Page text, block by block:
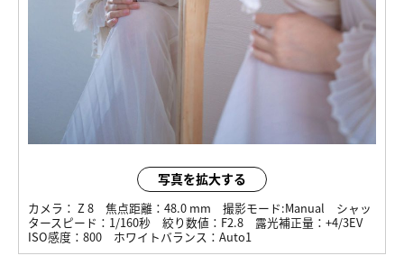
写真を拡大する
カメラ： Z 8 焦点距離： 48.0 mm 撮影モード:Manual
シャッ
タースピード： 1/160秒 絞り数値： F2.8 露光補正量： +4/3EV
ISO感度： 800 ホワイトバランス： Auto1